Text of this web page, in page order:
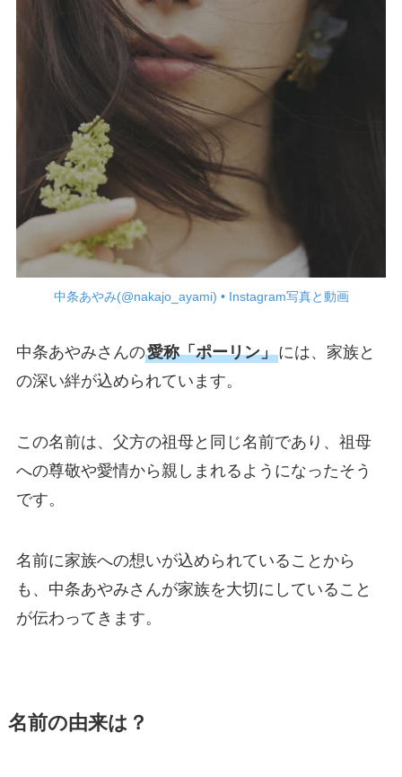
中条あやみ(@nakajo_ayami) • Instagram写真と動画
中条あやみさんの愛称「ポーリン」には、家族と
の深い絆が込められています。
この名前は、父方の祖母と同じ名前であり、祖母
への尊敬や愛情から親しまれるようになったそう
です。
名前に家族への想いが込められていることから
も、中条あやみさんが家族を大切にしていること
が伝わってきます。
名前の由来は？